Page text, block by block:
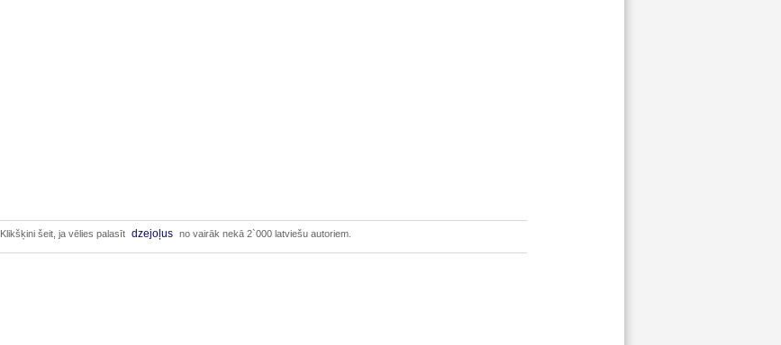
Klikšķini šeit, ja vēlies palasīt dzejoļus no vairāk nekā 2`000 latviešu autoriem.